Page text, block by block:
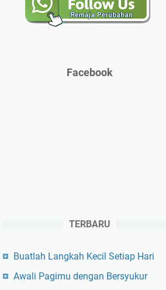
Facebook
TERBARU
Buatlah Langkah Kecil Setiap Hari
Awali Pagimu dengan Bersyukur